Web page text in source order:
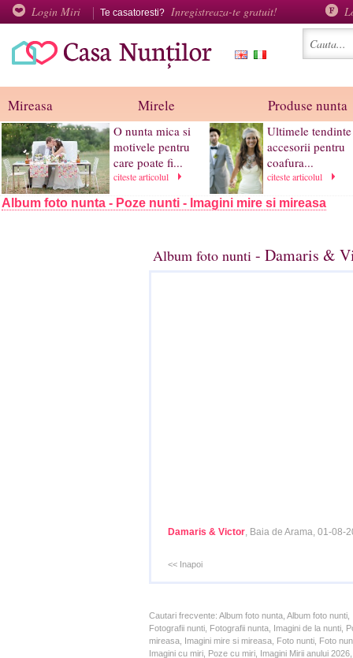
Login Miri Te casatoresti? Inregistreaza-te gratuit!
Mireasa Mirele Produse nunta
O nunta mica si
motivele pentru
care poate fi...
citeste articolul
Ultimele
accesorii pentru
coafura...
citeste articolul
Album foto nunta - Poze nunti - Imagini mire si mireasa
Album foto nunti - Damaris &
Damaris & Victor, Baia de Arama, 01-08-
<< Inapoi
Cautari frecvente: Album foto nunta, Album foto
Fotografii nunti, Fotografii nunta, Imagini de la nunti,
mireasa, Imagini mire si mireasa, Foto nunti, Foto
Imagini cu miri, Poze cu miri, Imagini Mirii anului